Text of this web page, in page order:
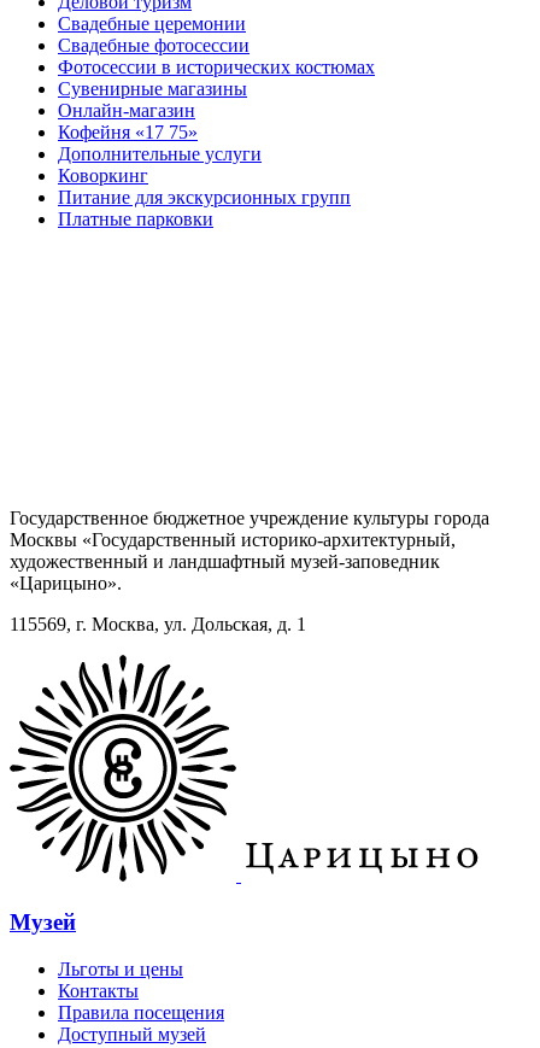
Свадебные церемонии
Свадебные фотосессии
Фотосессии в исторических костюмах
Сувенирные магазины
Онлайн-магазин
Кофейня «17 75»
Дополнительные услуги
Коворкинг
Питание для экскурсионных групп
Платные парковки
Государственное бюджетное учреждение культуры города
Москвы «Государственный историко-архитектурный,
художественный и ландшафтный музей-заповедник
«Царицыно».
115569, г. Москва, ул. Дольская, д. 1
Музей
Льготы и цены
Контакты
Правила посещения
Доступный музей